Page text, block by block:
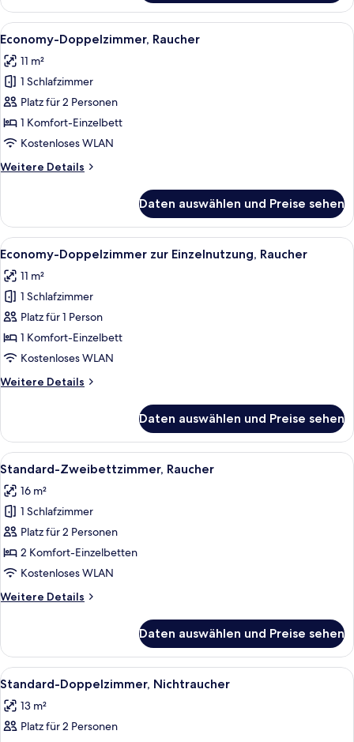
Doppelzimmer,
Nichtraucher
Alle
Fotos
für
Economy-
Doppelzimmer,
Raucher
anzeigen
Ein Hotelzimmer mit Bett,
15
Economy-Doppelzimmer, Raucher
11 m²
1 Schlafzimmer
Platz für 2 Personen
1 Komfort-Einzelbett
Kostenloses WLAN
Weitere Details
Weitere
Doppelzimmer,
Raucher
Daten auswählen und Preise sehen
Alle
Fotos
für
Economy-
Doppelzimmer
zur
Einzelnutzung,
anzeigen
Ein Hotelzimmer mit einem Bett,
15
Economy-Doppelzimmer zur Einzelnutzung, Raucher
11 m²
1 Schlafzimmer
Platz für 1 Person
1 Komfort-Einzelbett
Kostenloses WLAN
Weitere Details
Weitere
Doppelzimmer
zur
Einzelnutzung,
Daten auswählen und Preise sehen
Alle
Fotos
für
Standard-
Zweibettzimmer,
Raucher
anzeigen
Ein Hotelzimmer mit zwei Betten,
16
Standard-Zweibettzimmer, Raucher
16 m²
1 Schlafzimmer
Platz für 2 Personen
2 Komfort-Einzelbetten
Kostenloses WLAN
Weitere Details
Weitere
Zweibettzimmer,
Raucher
Daten auswählen und Preise sehen
Alle
Fotos
für
Standard-
Ein Hotelzimmer mit einem Bett,
15
Standard-Doppelzimmer, Nichtraucher
13 m²
Platz für 2 Personen